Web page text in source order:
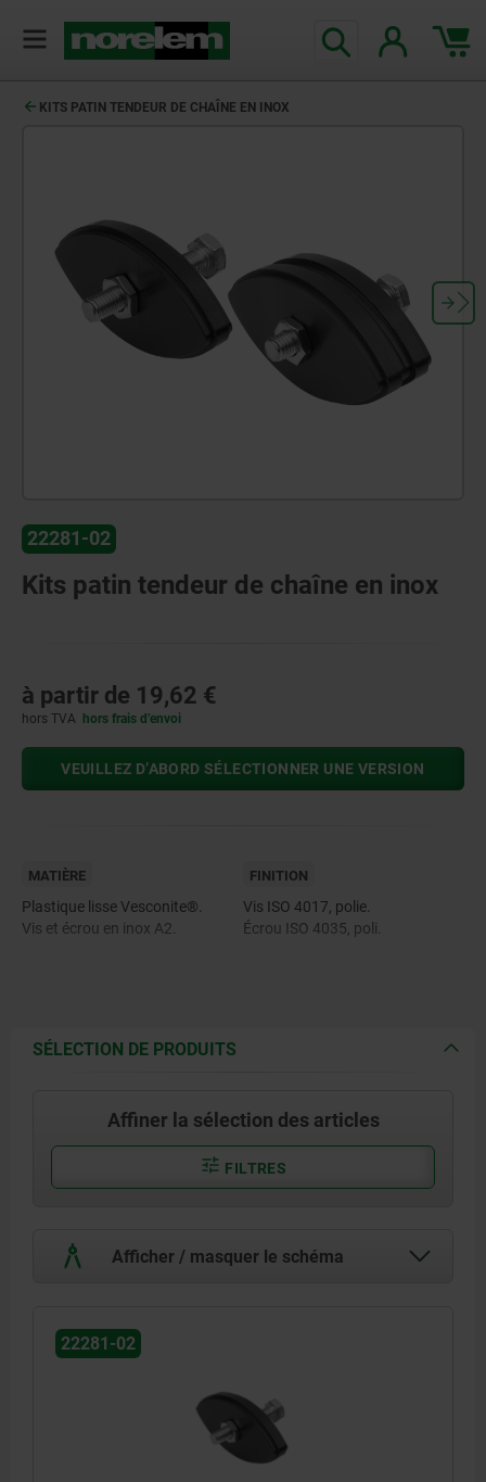
KITS PATIN TENDEUR DE CHAÎNE EN INOX
22281-02
Kits patin tendeur de chaîne en inox
à partir de 19,62 €
hors TVA hors frais d’envoi
VEUILLEZ D’ABORD SÉLECTIONNER UNE VERSION
MATIÈRE
Plastique lisse Vesconite®.
Vis et écrou en inox A2.
FINITION
Vis ISO 4017, polie.
Écrou ISO 4035, poli.
SÉLECTION DE PRODUITS
Affiner la sélection des articles
FILTRES
Afficher / masquer le schéma
22281-02